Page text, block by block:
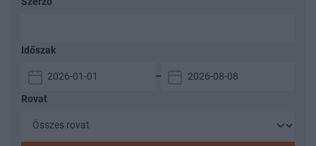
Időszak
–
Rovat